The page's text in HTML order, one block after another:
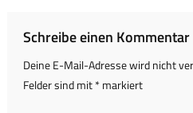
Schreibe einen Kommentar
Deine E-Mail-Adresse wird nicht
Felder sind mit*markiert